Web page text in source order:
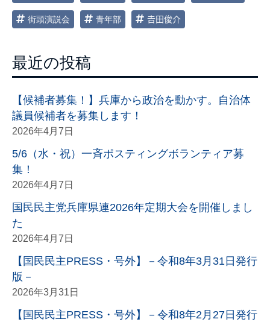
街頭演説会 青年部 𠮷田俊介
最近の投稿
【候補者募集！】兵庫から政治を動かす。自治体
議員候補者を募集します！
2026年4月7日
5/6（水・祝）一斉ポスティングボランティア募
集！
2026年4月7日
国民民主党兵庫県連2026年定期大会を開催しまし
た
2026年4月7日
【国民民主PRESS・号外】－令和8年3月31日発行
版－
2026年3月31日
【国民民主PRESS・号外】－令和8年2月27日発行